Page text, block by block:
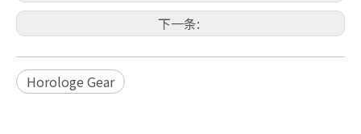
下一条:
Horologe Gear